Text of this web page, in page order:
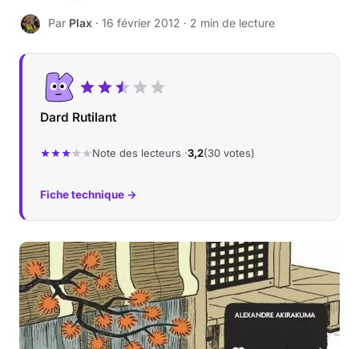
P Par Plax · 16 février 2012 · 2 min de lecture
Dard Rutilant
Note des lecteurs ·3,2(30 votes)
Fiche technique →